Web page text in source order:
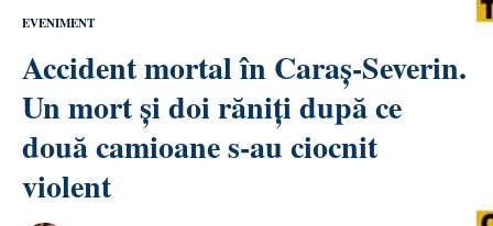
EVENIMENT
Accident mortal în Caraș-Severin.
Un mort și doi răniți după ce
două camioane s-au ciocnit
violent